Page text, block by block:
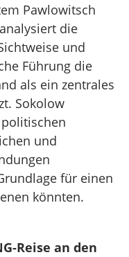
Pawlowitsch
die
und
Führung die
als ein zentrales
Sokolow
und
für einen
könnten.
Reise an den